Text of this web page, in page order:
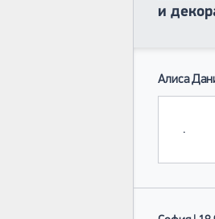
и
Алиса
.